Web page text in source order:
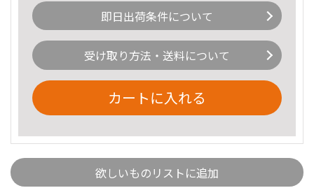
即日出荷条件について
受け取り方法・送料について
カートに入れる
欲しいものリストに追加